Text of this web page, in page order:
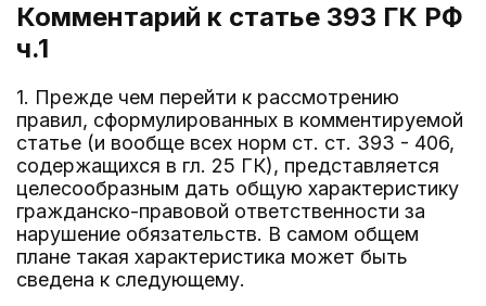
Комментарий к статье 393 ГК РФ
ч.1
1. Прежде чем перейти к рассмотрению
правил, сформулированных в комментируемой
статье (и вообще всех норм ст. ст. 393 - 406,
содержащихся в гл. 25 ГК), представляется
целесообразным дать общую характеристику
гражданско-правовой ответственности за
нарушение обязательств. В самом общем
плане такая характеристика может быть
сведена к следующему.